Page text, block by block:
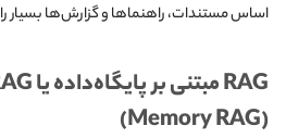
اساس مستندات، راهنماها و گزارش‌ها بسیار
(Memory RAG)